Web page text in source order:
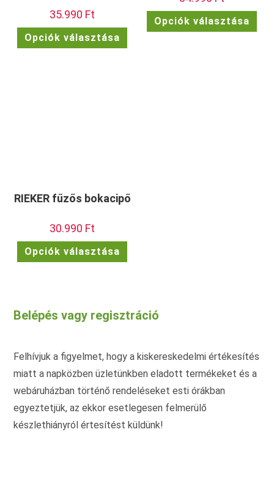
35.990 Ft
Opciók választása
Ennek
terméknek
Opciók választása
RIEKER fűzős bokacipő
30.990 Ft
Opciók választása
terméknek
a
termékoldalon
Belépés vagy regisztráció
Felhívjuk a figyelmet, hogy a kiskereskedelmi értékesítés
miatt a napközben üzletünkben eladott termékeket és a
webáruházban történő rendeléseket esti órákban
egyeztetjük, az ekkor esetlegesen felmerülő
készlethiányról értesítést küldünk!